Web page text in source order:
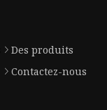
Des produits
Contactez-nous